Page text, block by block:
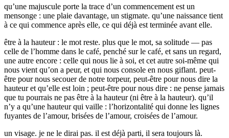
qu’une majuscule porte la trace d’un commencement est un
mensonge : une plaie davantage, un stigmate. qu’une naissance tient
à ce qui commence après elle, ce qui déjà est terminée avant elle.
être à la hauteur : le mot reste. plus que le mot, sa solitude — pas
celle de l’homme dans le café, penché sur le café, et sans un regard,
une autre encore : celle qui nous lie à soi, et cet autre soi-même qui
nous vient qu’on a peur, et qui nous console en nous giflant. peut-
être pour nous secouer de notre torpeur, peut-être pour nous dire la
hauteur et qu’elle est loin ; peut-être pour nous dire : ne pense jamais
que tu pourrais ne pas être à la hauteur (ni être à la hauteur). qu’il
n’y a qu’une hauteur qui vaille : l’horizontalité qui donne les lignes
fuyantes de l’amour, brisées de l’amour, croisées de l’amour.
un visage. je ne le dirai pas. il est déjà parti, il sera toujours là.